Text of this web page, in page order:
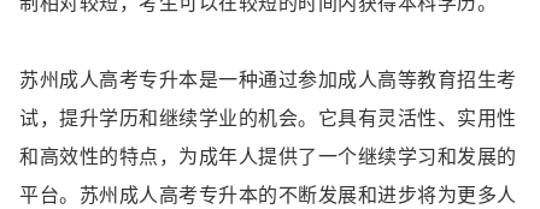
苏州成人高考专升本是一种通过参加成人高等教育招生考
试，提升学历和继续学业的机会。它具有灵活性、实用性
和高效性的特点，为成年人提供了一个继续学习和发展的
平台。苏州成人高考专升本的不断发展和进步将为更多人